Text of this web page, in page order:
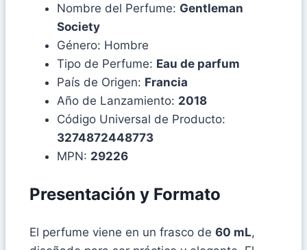
Nombre del Perfume: Gentleman
Society
Género: Hombre
Tipo de Perfume: Eau de parfum
País de Origen: Francia
Año de Lanzamiento: 2018
Código Universal de Producto:
3274872448773
MPN: 29226
Presentación y Formato
El perfume viene en un frasco de 60 mL,